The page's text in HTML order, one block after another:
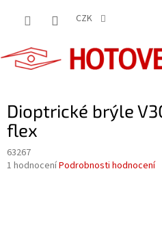
CZK
Dioptrické brýle
flex
63267
Průměrné
1 hodnoceníPodrobnosti hodnocení